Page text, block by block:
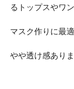
るトップスやワ
マスク作りに最適
やや透け感ありま